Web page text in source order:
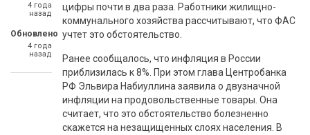
4 года
назад
Обновлено
4 года
назад
цифры почти в два раза. Работники жилищно-
коммунального хозяйства рассчитывают, что ФАС
учтет это обстоятельство.
Ранее сообщалось, что инфляция в России
приблизилась к 8%. При этом глава Центробанка
РФ Эльвира Набиуллина заявила о двузначной
инфляции на продовольственные товары. Она
считает, что это обстоятельство болезненно
скажется на незащищенных слоях населения. В